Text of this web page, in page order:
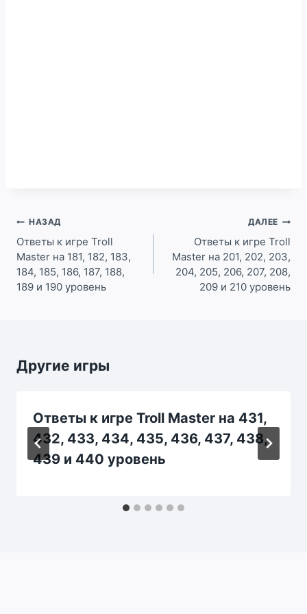
Навигация
по
записям
НАЗАД
Ответы к игре Troll
Master на 181, 182, 183,
184, 185, 186, 187, 188,
189 и 190 уровень
ДАЛЕЕ
Ответы к игре Troll
Master на 201, 202, 203,
204, 205, 206, 207, 208,
209 и 210 уровень
Другие игры
Ответы к игре Troll Master на 431,
432, 433, 434, 435, 436, 437, 438,
439 и 440 уровень